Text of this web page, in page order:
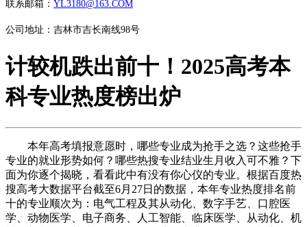
联系邮箱： YL3180@163.COM
公司地址：吉林市吉长南线98号
计较机跌出前十！2025高考本
科专业热度榜出炉
本年高考填报意愿时，哪些专业成为抢手之选？这些抢手
专业的就业形势如何？哪些热搜专业结业生月收入可不雅？下
面为你逐个揭晓，看看此中有没有你心仪的专业。根据百度热
搜高考大数据平台截至6月27日的数据，本年专业热度排名前
十的专业顺次为：电气工程及其从动化、数字手艺、口腔医
学、动物医学、电子商务、人工智能、临床医学、从动化、机